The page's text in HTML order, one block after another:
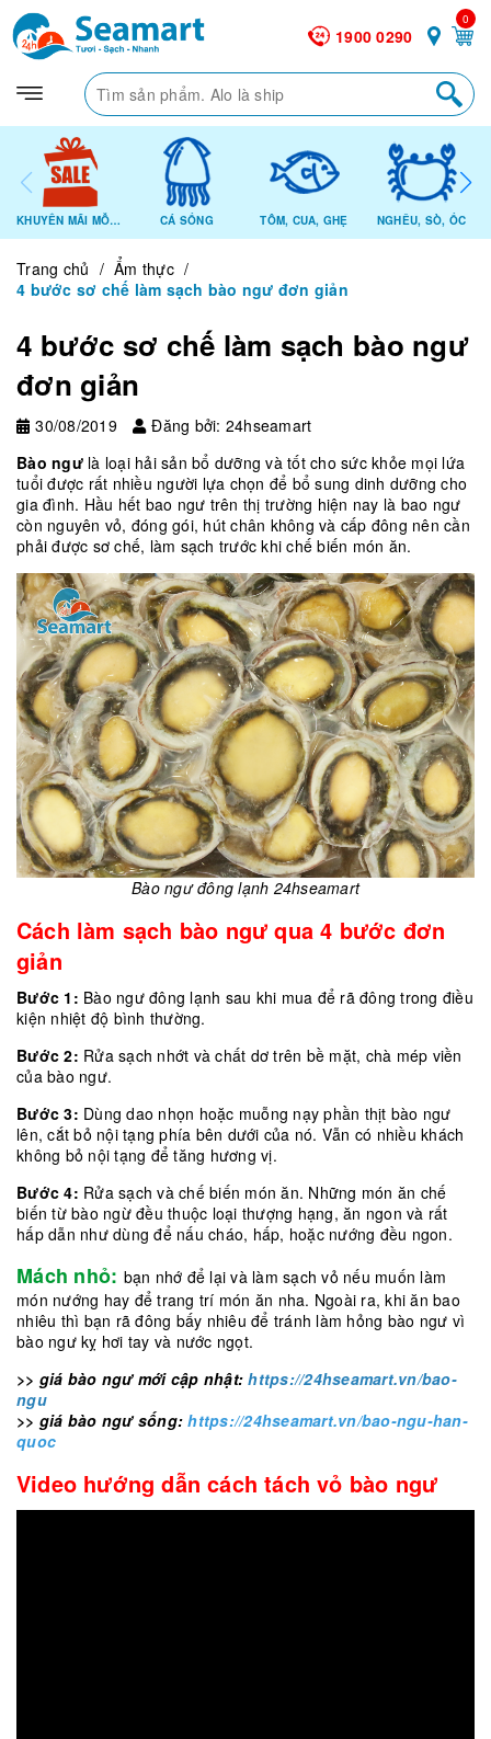
1900 0290
0
KHUYẾN MÃI MỖI NGÀY CÁ SỐNG TÔM, CUA, GHẸ NGHÊU, SÒ, ỐC
Trang chủ / Ẩm thực /
4 bước sơ chế làm sạch bào ngư đơn giản
4 bước sơ chế làm sạch bào ngư
đơn giản
30/08/2019
Đăng bởi: 24hseamart
Bào ngưlà loại hải sản bổ dưỡng và tốt cho sức khỏe mọi lứa
tuổi được rất nhiều người lựa chọn để bổ sung dinh dưỡng cho
gia đình. Hầu hết bao ngư trên thị trường hiện nay là bao ngư
còn nguyên vỏ, đóng gói, hút chân không và cấp đông nên cần
phải được sơ chế, làm sạch trước khi chế biến món ăn.
Bào ngư đông lạnh 24hseamart
Cách làm sạch bào ngư qua 4 bước đơn
giản
Bước 1: Bào ngư đông lạnh sau khi mua để rã đông trong điều
kiện nhiệt độ bình thường.
Bước 2: Rửa sạch nhớt và chất dơ trên bề mặt, chà mép viền
của bào ngư.
Bước 3: Dùng dao nhọn hoặc muỗng nạy phần thịt bào ngư
lên, cắt bỏ nội tạng phía bên dưới của nó. Vẫn có nhiều khách
không bỏ nội tạng để tăng hương vị.
Bước 4: Rửa sạch và chế biến món ăn. Những món ăn chế
biến từ bào ngừ đều thuộc loại thượng hạng, ăn ngon và rất
hấp dẫn như dùng để nấu cháo, hấp, hoặc nướng đều ngon.
Mách nhỏ: bạn nhớ để lại và làm sạch vỏ nếu muốn làm
món nướng hay để trang trí món ăn nha. Ngoài ra, khi ăn bao
nhiêu thì bạn rã đông bấy nhiêu để tránh làm hỏng bào ngư vì
bào ngư kỵ hơi tay và nước ngọt.
>> giá bào ngư mới cập nhật:https://24hseamart.vn/bao-
ngu
>> giá bào ngư sống:https://24hseamart.vn/bao-ngu-han-
quoc
Video hướng dẫn cách tách vỏ bào ngư